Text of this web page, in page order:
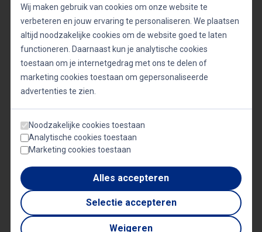
Naast zijn activiteiten op het veld is Touzani actief
als spreker. Hij deelt zijn inzichten over
doorzettingsvermogen, sport en persoonlijke
ontwikkeling, en biedt presentaties die zowel
vermakelijk als leerzaam zijn. Zijn verhalen bieden
het dagelijks leven en werk.
Soufiane Touzani blijft een inspirerende figuur in de
wereld van freestyle voetbal en daarbuiten, waarbij
hij zijn passie voor het spel combineert met een
sterke betrokkenheid bij de gemeenschap en
Wij maken gebruik van cookies om onze website te
verbeteren en jouw ervaring te personaliseren. We plaatsen
altijd noodzakelijke cookies om de website goed te laten
functioneren. Daarnaast kun je analytische cookies
toestaan om je internetgedrag met ons te delen of
marketing cookies toestaan om gepersonaliseerde
advertenties te zien.
Noodzakelijke cookies toestaan
Analytische cookies toestaan
Marketing cookies toestaan
Alles accepteren
Selectie accepteren
Weigeren